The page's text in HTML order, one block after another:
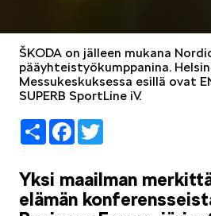
ŠKODA
ŠKODA on jälleen mukana
pääyhteistyökumppanina.
Messukeskuksessa esillä ovat
SUPERB SportLine iV.
ShareFacebook
Yksi maailman
elämän